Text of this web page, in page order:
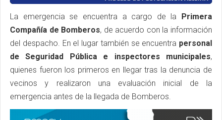
La emergencia se encuentra a cargo de la Primera
Compañía de Bomberos, de acuerdo con la información
del despacho. En el lugar también se encuentra personal
de Seguridad Pública e inspectores municipales,
quienes fueron los primeros en llegar tras la denuncia de
vecinos y realizaron una evaluación inicial de la
emergencia antes de la llegada de Bomberos.